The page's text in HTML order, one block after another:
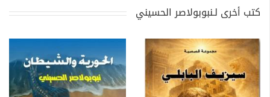
كتب أخرى لـنبوبولاصر الحسيني